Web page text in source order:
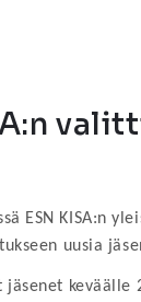
ESN KISA:n
uusia
jäsenet keväälle